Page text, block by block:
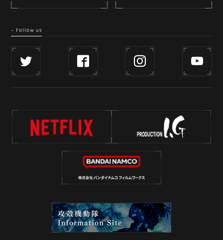
- Follow us